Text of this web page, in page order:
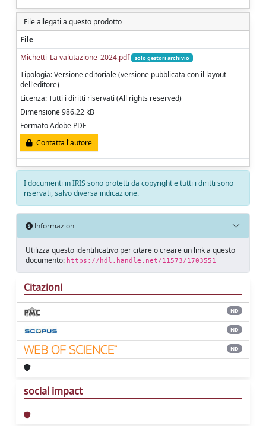
File allegati a questo prodotto
File
Michetti_La valutazione_2024.pdf
solo gestori archivio
Tipologia: Versione editoriale (versione pubblicata con il layout
dell'editore)
Licenza: Tutti i diritti riservati (All rights reserved)
Dimensione 986.22 kB
Formato Adobe PDF
Contatta l'autore
I documenti in IRIS sono protetti da copyright e tutti i diritti sono
riservati, salvo diversa indicazione.
Informazioni
Utilizza questo identificativo per citare o creare un link a questo
documento: https://hdl.handle.net/11573/1703551
Citazioni
ND
ND
ND
social impact